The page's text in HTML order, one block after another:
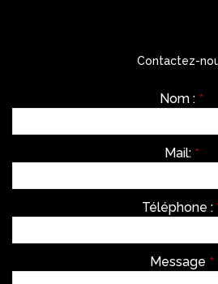
Contactez-
Nom : *
Mail: *
Téléphone :
Message *